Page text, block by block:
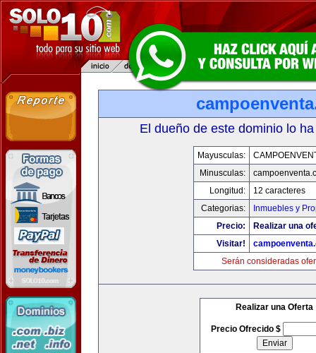
El dueño de este dominio lo
Mayusculas:
Minusculas:
Longitud:
12 caracteres
Categorias:
Inmuebles y
Precio:
Realizar una
Visitar!
Serán consideradas
Realizar una Oferta
Precio Ofrecido $